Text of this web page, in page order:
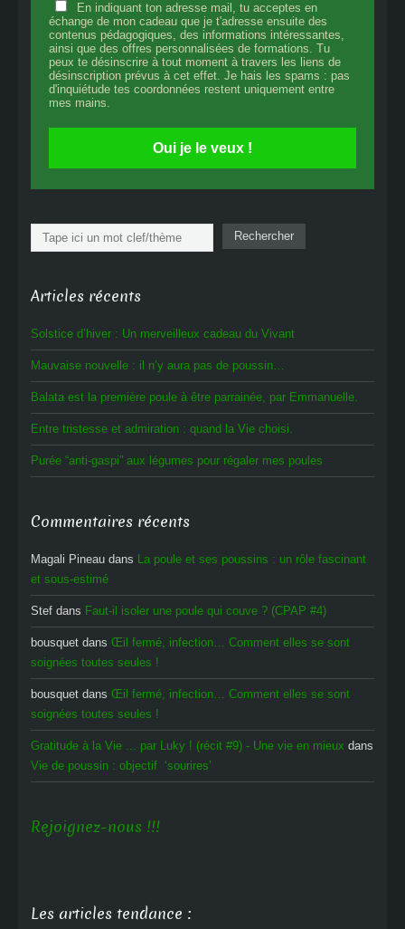
En indiquant ton adresse mail, tu acceptes en
échange de mon cadeau que je t'adresse ensuite des
contenus pédagogiques, des informations intéressantes,
ainsi que des offres personnalisées de formations. Tu
peux te désinscrire à tout moment à travers les liens de
désinscription prévus à cet effet. Je hais les spams : pas
d'inquiétude tes coordonnées restent uniquement entre
mes mains.
Oui je le veux !
Rechercher Rechercher
Articles récents
Solstice d’hiver : Un merveilleux cadeau du Vivant
Mauvaise nouvelle : il n’y aura pas de poussin…
Balata est la première poule à être parrainée, par Emmanuelle.
Entre tristesse et admiration : quand la Vie choisi.
Purée “anti-gaspi” aux légumes pour régaler mes poules
Commentaires récents
Magali Pineau dans La poule et ses poussins : un rôle fascinant
et sous-estimé
Stef dans Faut-il isoler une poule qui couve ? (CPAP #4)
bousquet dans Œil fermé, infection… Comment elles se sont
soignées toutes seules !
bousquet dans Œil fermé, infection… Comment elles se sont
soignées toutes seules !
Gratitude à la Vie ... par Luky ! (récit #9) - Une vie en mieux dans
Vie de poussin : objectif ‘sourires’
Rejoignez-nous !!!
Les articles tendance :